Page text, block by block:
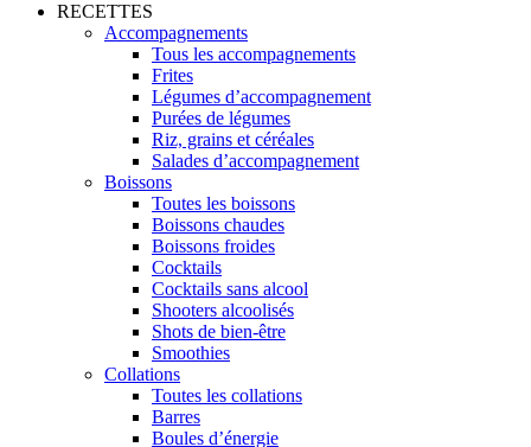
RECETTES
Accompagnements
Tous les accompagnements
Frites
Légumes d’accompagnement
Purées de légumes
Riz, grains et céréales
Salades d’accompagnement
Boissons
Toutes les boissons
Boissons chaudes
Boissons froides
Cocktails
Cocktails sans alcool
Shooters alcoolisés
Shots de bien-être
Smoothies
Collations
Toutes les collations
Barres
Boules d’énergie